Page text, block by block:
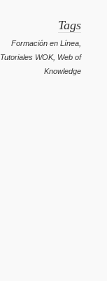
Tags
Formación en Línea
Tutoriales WOK, Web of
Knowledge